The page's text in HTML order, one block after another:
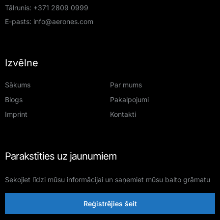
Tālrunis: +371 2809 0999
E-pasts: info@aerones.com
Izvēlne
Sākums
Par mums
Blogs
Pakalpojumi
Imprint
Kontakti
Parakstīties uz jaunumiem
Sekojiet līdzi mūsu informācijai un saņemiet mūsu balto grāmatu
Reģistrējies šeit